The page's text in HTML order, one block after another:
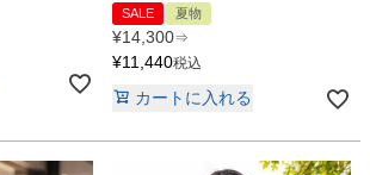
SALE 夏物
¥14,300⇒
¥11,440税込
カートに入れる